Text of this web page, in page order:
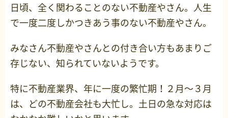
日頃、全く関わることのない不動産やさん。人生
で一度二度しかつきあう事のない不動産やさん。
みなさん不動産やさんとの付き合い方もあまりご
存じない、知られていないようです。
特に不動産業界、年に一度の繁忙期！２月～３月
は、どの不動産会社も大忙し。土日の急な対応は